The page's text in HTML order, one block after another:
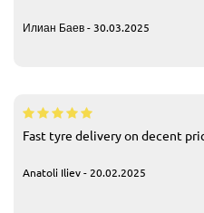
Илиан Баев - 30.03.2025
Fast tyre delivery on decent
Anatoli Iliev - 20.02.2025